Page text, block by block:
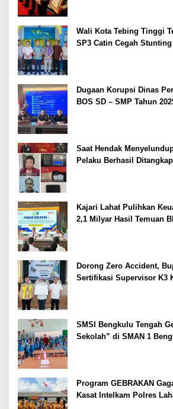
Wali Kota Tebing Tinggi
SP3 Catin Cegah Stunting
Dugaan Korupsi Dinas
BOS SD – SMP Tahun
Saat Hendak
Pelaku Berhasil Ditangkap
Kajari Lahat Pulihkan
2,1 Milyar Hasil Temuan
Dorong Zero Accident,
Sertifikasi Supervisor K3
SMSI Bengkulu Tengah
Sekolah” di SMAN 1
Program GEBRAKAN
Kasat Intelkam Polres